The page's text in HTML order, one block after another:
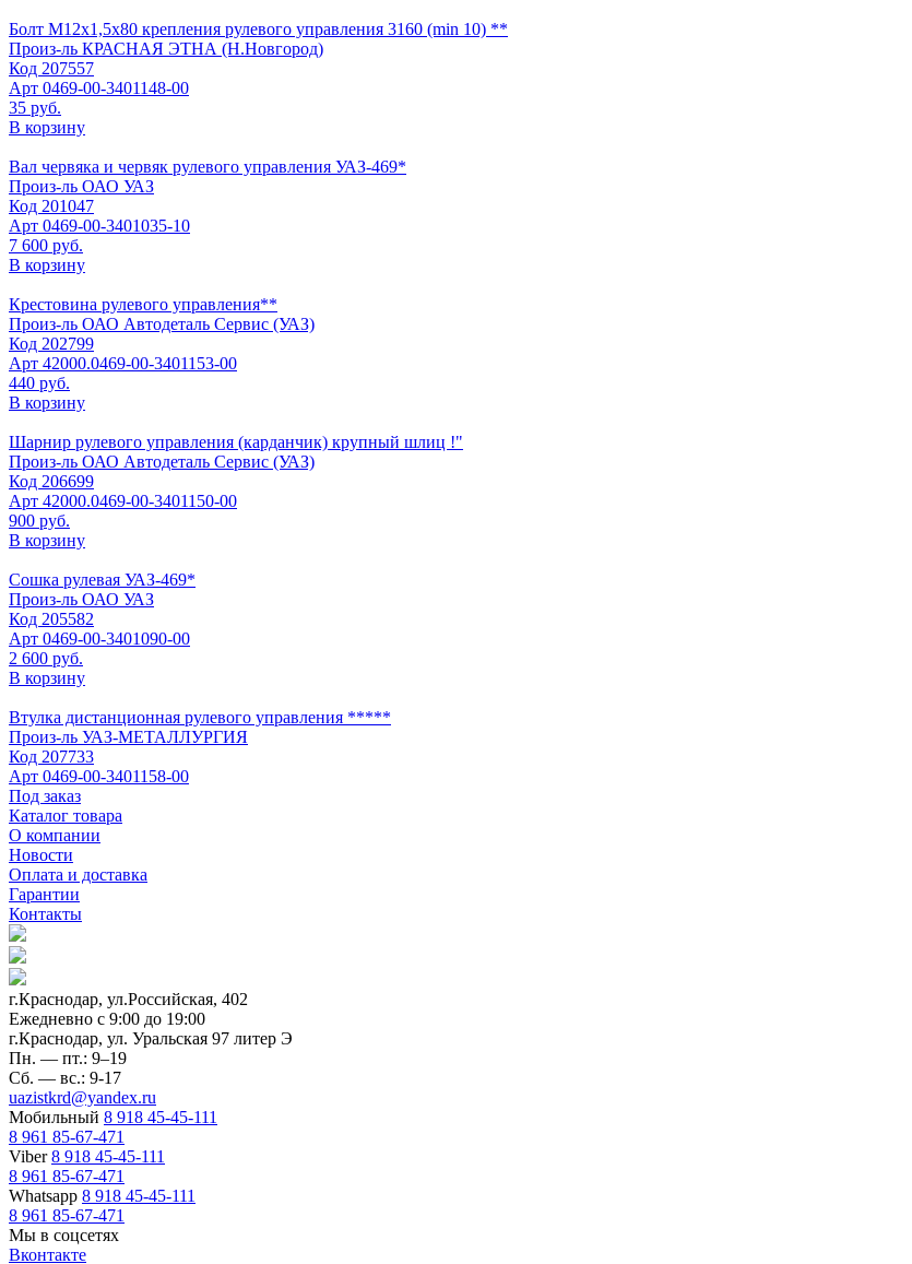
Болт М12х1,5х80 крепления рулевого управления 3160 (min 10) **
Произ-ль КРАСНАЯ ЭТНА (Н.Новгород)
Код 207557
Арт 0469-00-3401148-00
35 руб.
В корзину
Вал червяка и червяк рулевого управления УАЗ-469*
Произ-ль ОАО УАЗ
Код 201047
Арт 0469-00-3401035-10
7 600 руб.
В корзину
Крестовина рулевого управления**
Произ-ль ОАО Автодеталь Сервис (УАЗ)
Код 202799
Арт 42000.0469-00-3401153-00
440 руб.
В корзину
Шарнир рулевого управления (карданчик) крупный шлиц !"
Произ-ль ОАО Автодеталь Сервис (УАЗ)
Код 206699
Арт 42000.0469-00-3401150-00
900 руб.
В корзину
Сошка рулевая УАЗ-469*
Произ-ль ОАО УАЗ
Код 205582
Арт 0469-00-3401090-00
2 600 руб.
В корзину
Втулка дистанционная рулевого управления *****
Произ-ль УАЗ-МЕТАЛЛУРГИЯ
Код 207733
Арт 0469-00-3401158-00
Под заказ
Каталог товара
О компании
Новости
Оплата и доставка
Гарантии
Контакты
г.Краснодар, ул.Российская, 402
Ежедневно c 9:00 до 19:00
г.Краснодар, ул. Уральская 97 литер Э
Пн. — пт.: 9–19
Сб. — вс.: 9-17
uazistkrd@yandex.ru
Мобильный 8 918 45-45-111
8 961 85-67-471
Viber8 918 45-45-111
8 961 85-67-471
Whatsapp 8 918 45-45-111
8 961 85-67-471
Мы в соцсетях
Вконтакте